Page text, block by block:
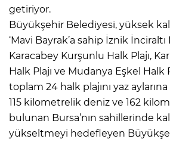
getiriyor.
Büyükşehir Belediyesi, yüksek
‘Mavi Bayrak’a sahip İznik İnciraltı
Karacabey Kurşunlu Halk Plajı,
Halk Plajı ve Mudanya Eşkel Halk
toplam 24 halk plajını yaz
115 kilometrelik deniz ve 162
bulunan Bursa’nın sahillerinde
yükseltmeyi hedefleyen